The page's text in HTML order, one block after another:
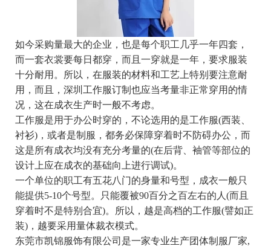
如今采购量最大的企业，也是每个职工几乎一年四套，
而一套衣裳要每日都穿，而且一穿就是一年，要求服装
十分耐用。所以，在服装的材料和工艺上特别要注意耐
用，而且，深圳工作服订制也应当考量非正常穿用的情
况，这在成衣生产时一般不考虑。
工作服是用于办公时穿的，不论选用的是工作服(西装、
衬衫)，或者是制服，都务必保障穿着时不防碍办公，而
这是所有成衣均没有充分考量的(在后背、袖管等部位的
设计上应在成衣的基础向上进行调试)。
一个单位的职工有五花八门的身量和号型，成衣一般只
能提供5-10个号型。只能覆被90百分之百左右的人(而且
穿着时不是特别合宜)。所以，越是高档的工作服(譬如正
装)，越要采用量体裁衣模式。
东莞市凯锦服饰有限公司是一家专业生产团体制服厂家,